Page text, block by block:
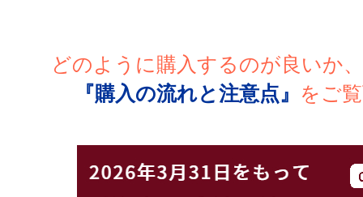
どのように購入するのが良いか
『購入の流れと注意点』
をご